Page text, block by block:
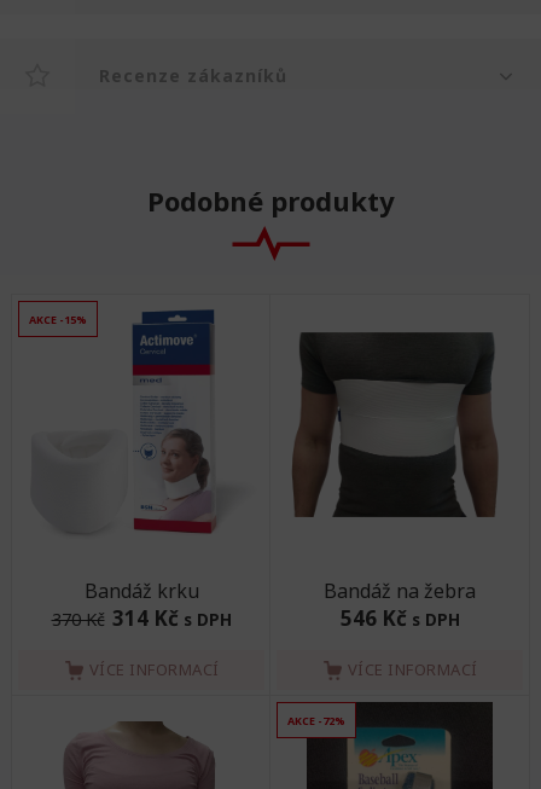
Recenze zákazníků
Podobné produkty
AKCE -15%
Bandáž krku
370 Kč 314 Kč s DPH
VÍCE INFORMACÍ
Bandáž na žebra
546 Kč s DPH
VÍCE INFORMACÍ
AKCE -72%